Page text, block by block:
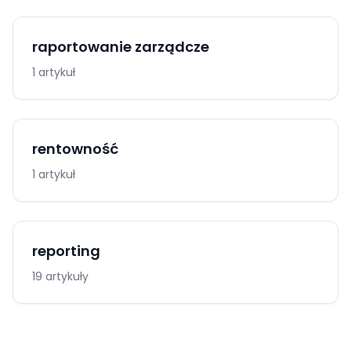
raportowanie zarządcze
1 artykuł
rentowność
1 artykuł
reporting
19 artykuły